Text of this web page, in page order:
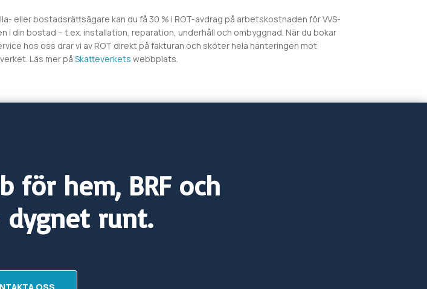
eller bostadsrättsägare kan du få 30 % i ROT-avdrag på arbetskostnaden för VVS-
i din bostad – t.ex. installation, reparation, underhåll och ombyggnad. När du bokar
hos oss drar vi av ROT direkt på fakturan och sköter hela hanteringen mot
Läs mer på Skatteverkets webbplats.
för hem, BRF och
runt.